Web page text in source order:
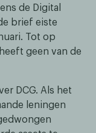
de Digital
brief eiste
Tot op
geen van de
DCG. Als het
leningen